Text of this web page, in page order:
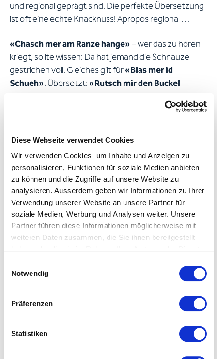
Diese Webseite verwendet Cookies
Wir verwenden Cookies, um Inhalte und Anzeigen zu
personalisieren, Funktionen für soziale Medien anbieten
zu können und die Zugriffe auf unsere Website zu
analysieren. Ausserdem geben wir Informationen zu Ihrer
Verwendung unserer Website an unsere Partner für
soziale Medien, Werbung und Analysen weiter. Unsere
Partner führen diese Informationen möglicherweise mit
weiteren Daten zusammen, die Sie ihnen bereitgestellt
Weitere Informationen entnehmen Sie bitte unserer
Notwendig
Präferenzen
Statistiken
und regional geprägt sind. Die perfekte Übersetzung
ist oft eine echte Knacknuss! Apropos regional …
«Chasch mer am Ranze hange» – wer das zu hören
kriegt, sollte wissen: Da hat jemand die Schnauze
gestrichen voll. Gleiches gilt für«Blas mer id
Schueh». Übersetzt: «Rutsch mir den Buckel
«Ich zeig dir, wo de Bartli de Most holt». Diese
Redewendung wird nur im südlichen Deutsch-
Sprachraum benutzt. Barthel/Bartli ist kein
männlicher Vorname, sondern jiddisch und bedeutet
Brechstange. Und Most ist kein Getränk, sondern
auch ein jiddisches Wort und steht für Geld. Die
Redewendung zeigt an, «wo es langgeht» oder«wo